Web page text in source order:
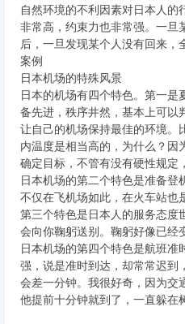
自然环境的不利因素对日本人
非常高，约束力也非常强。一旦
后，一旦发现某个人没有回来，
案例
日本机场的特殊风景
日本的机场有四个特色。第一
备先进，秩序井然，基本上可以
让自己的机场保持最佳的环境。
内温度是相当高的，为什么？因
确定目标，不管有没有硬性规定
日本机场的第二个特色是准备登
不仅在飞机场如此，在火车站也
第三个特色是日本人的服务态度
会向你鞠躬送别。鞠躬好像已经
日本机场的第四个特色是航班
强，说是准时到达，却常常迟到
会差一分钟。我很好奇，因为交
他提前十分钟就到了，一直躲在